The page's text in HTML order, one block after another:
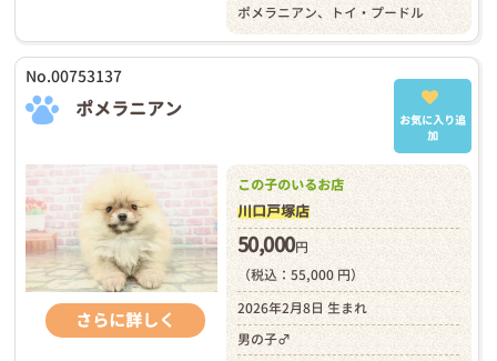
ポメラニアン、トイ・プードル
No.00753137
ポメラニアン
お気に入り追
加
さらに詳しく
この子のいるお店
川口戸塚店
50,000円
（税込：55,000 円）
2026年2月8日 生まれ
男の子♂